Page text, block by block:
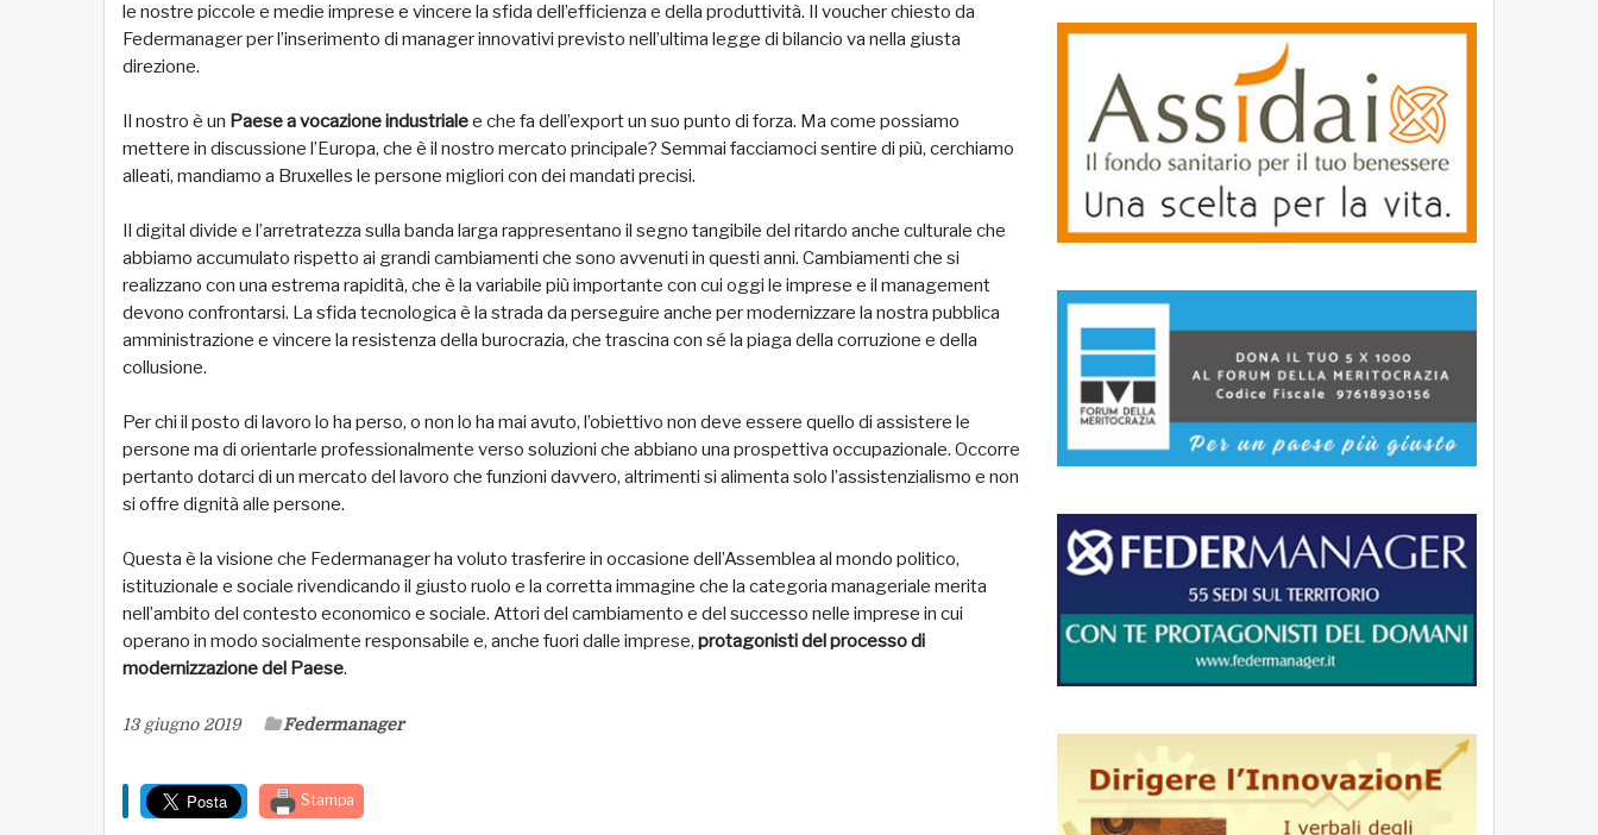
le nostre piccole e medie imprese e vincere la sfida dell’efficienza e della produttività. Il voucher chiesto da
Federmanager per l’inserimento di manager innovativi previsto nell’ultima legge di bilancio va nella giusta
direzione.
Il nostro è un Paese a vocazione industrialee che fa dell’export un suo punto di forza. Ma come possiamo
mettere in discussione l’Europa, che è il nostro mercato principale? Semmai facciamoci sentire di più, cerchiamo
alleati, mandiamo a Bruxelles le persone migliori con dei mandati precisi.
Il digital divide e l’arretratezza sulla banda larga rappresentano il segno tangibile del ritardo anche culturale che
abbiamo accumulato rispetto ai grandi cambiamenti che sono avvenuti in questi anni. Cambiamenti che si
realizzano con una estrema rapidità, che è la variabile più importante con cui oggi le imprese e il management
devono confrontarsi. La sfida tecnologica è la strada da perseguire anche per modernizzare la nostra pubblica
amministrazione e vincere la resistenza della burocrazia, che trascina con sé la piaga della corruzione e della
collusione.
Per chi il posto di lavoro lo ha perso, o non lo ha mai avuto, l’obiettivo non deve essere quello di assistere le
persone ma di orientarle professionalmente verso soluzioni che abbiano una prospettiva occupazionale. Occorre
pertanto dotarci di un mercato del lavoro che funzioni davvero, altrimenti si alimenta solo l’assistenzialismo e non
si offre dignità alle persone.
Questa è la visione che Federmanager ha voluto trasferire in occasione dell’Assemblea al mondo politico,
istituzionale e sociale rivendicando il giusto ruolo e la corretta immagine che la categoria manageriale merita
nell’ambito del contesto economico e sociale. Attori del cambiamento e del successo nelle imprese in cui
operano in modo socialmente responsabile e, anche fuori dalle imprese, protagonisti del processo di
modernizzazione del Paese.
13 giugno 2019 Federmanager
Stampa